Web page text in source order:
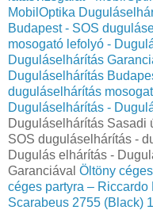
MobilOptika
Budapest - SOS
mosogató lefolyó -
Duguláselhárítás
Duguláselhárítás
duguláselhárítás
Duguláselhárítás -
Duguláselhárítás Sasadi
SOS duguláselhárítás -
Dugulás elhárítás -
Garanciával Öltöny
céges partyra – Riccardo
Scarabeus 2755 (Black)